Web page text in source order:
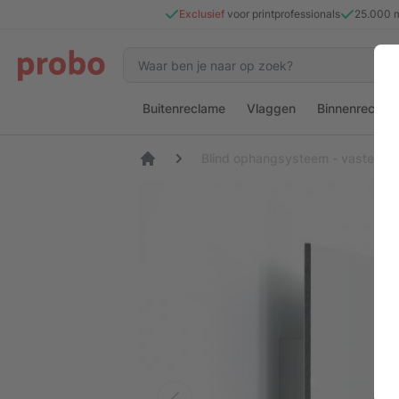
Exclusief voor printprofessionals 25.000
Buitenreclame Vlaggen